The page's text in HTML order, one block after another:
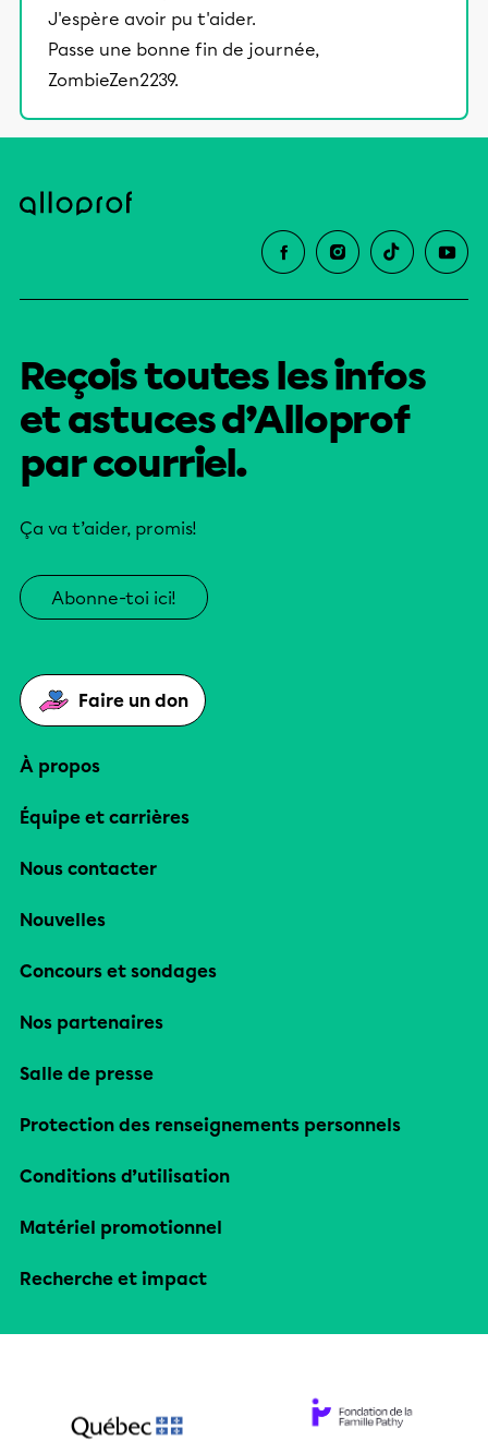
J'espère avoir pu t'aider.
Passe une bonne fin de journée,
ZombieZen2239.
Reçois toutes les infos
et astuces d’Alloprof
par courriel.
Ça va t’aider, promis!
Abonne-toi ici!
Faire un don
À propos
Équipe et carrières
Nous contacter
Nouvelles
Concours et sondages
Nos partenaires
Salle de presse
Protection des renseignements personnels
Conditions d’utilisation
Matériel promotionnel
Recherche et impact